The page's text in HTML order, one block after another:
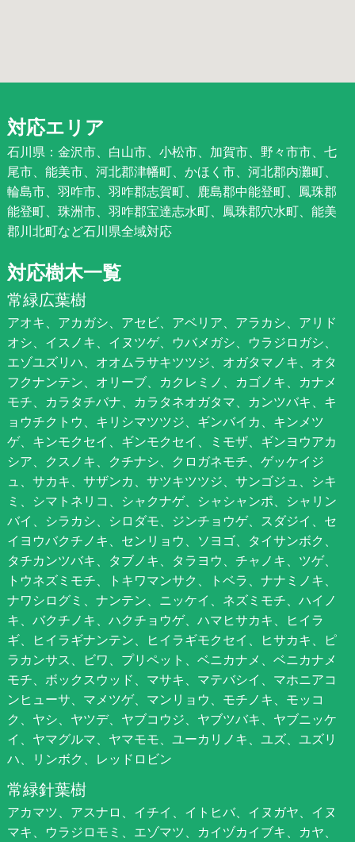
対応エリア
石川県：金沢市、白山市、小松市、加賀市、野々市市、七
尾市、能美市、河北郡津幡町、かほく市、河北郡内灘町、
輪島市、羽咋市、羽咋郡志賀町、鹿島郡中能登町、鳳珠郡
能登町、珠洲市、羽咋郡宝達志水町、鳳珠郡穴水町、能美
郡川北町など石川県全域対応
対応樹木一覧
常緑広葉樹
アオキ、アカガシ、アセビ、アベリア、アラカシ、アリド
オシ、イスノキ、イヌツゲ、ウバメガシ、ウラジロガシ、
エゾユズリハ、オオムラサキツツジ、オガタマノキ、オタ
フクナンテン、オリーブ、カクレミノ、カゴノキ、カナメ
モチ、カラタチバナ、カラタネオガタマ、カンツバキ、キ
ョウチクトウ、キリシマツツジ、ギンバイカ、キンメツ
ゲ、キンモクセイ、ギンモクセイ、ミモザ、ギンヨウアカ
シア、クスノキ、クチナシ、クロガネモチ、ゲッケイジ
ュ、サカキ、サザンカ、サツキツツジ、サンゴジュ、シキ
ミ、シマトネリコ、シャクナゲ、シャシャンポ、シャリン
バイ、シラカシ、シロダモ、ジンチョウゲ、スダジイ、セ
イヨウバクチノキ、センリョウ、ソヨゴ、タイサンボク、
タチカンツバキ、タブノキ、タラヨウ、チャノキ、ツゲ、
トウネズミモチ、トキワマンサク、トベラ、ナナミノキ、
ナワシログミ、ナンテン、ニッケイ、ネズミモチ、ハイノ
キ、バクチノキ、ハクチョウゲ、ハマヒサカキ、ヒイラ
ギ、ヒイラギナンテン、ヒイラギモクセイ、ヒサカキ、ピ
ラカンサス、ビワ、プリペット、ベニカナメ、ベニカナメ
モチ、ボックスウッド、マサキ、マテバシイ、マホニアコ
ンヒューサ、マメツゲ、マンリョウ、モチノキ、モッコ
ク、ヤシ、ヤツデ、ヤブコウジ、ヤブツバキ、ヤブニッケ
イ、ヤマグルマ、ヤマモモ、ユーカリノキ、ユズ、ユズリ
ハ、リンボク、レッドロビン
常緑針葉樹
アカマツ、アスナロ、イチイ、イトヒバ、イヌガヤ、イヌ
マキ、ウラジロモミ、エゾマツ、カイヅカイブキ、カヤ、